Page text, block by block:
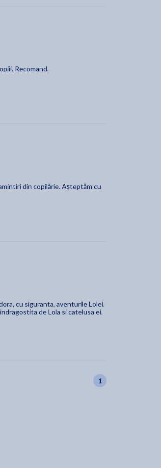
Recomand.
din copilărie. Așteptăm cu
cu siguranta, aventurile Lolei.
de Lola si catelusa ei.
1